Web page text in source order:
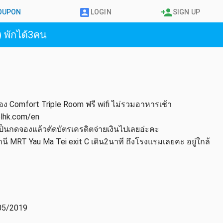
LOGIN SIGN UP
พักได้3คน
Comfort Triple Room ฟรี wifi ไม่รวมอาหารเช้า
en
กดจองแล้วตัดบัตรเครดิตจ่ายเงินไปเลยอ่ะคะ
Yau Ma Tei exit C เดิน2นาที ถึงโรงแรมเลยคะ อยู่ใกล้
2019